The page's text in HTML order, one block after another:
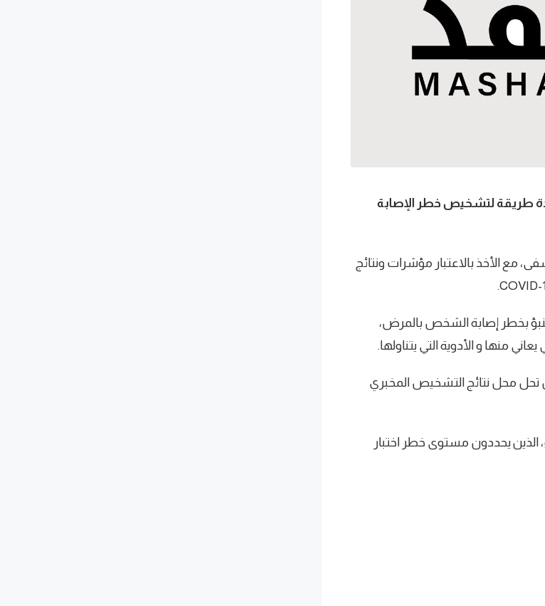
طريقة لتشخيص خطر الإصابة
مرضى المستشفى، مع الأخذ بالاعتبار مؤشرات ونتائج
بخطر إصابة الشخص بالمرض،
منها و الأدوية التي يتناولها.
تحل محل نتائج التشخيص المخبري
الذين يحددون مستوى خطر اختبار